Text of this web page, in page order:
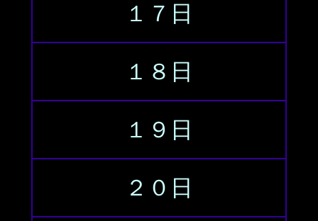
１７日
１８日
１９日
２０日